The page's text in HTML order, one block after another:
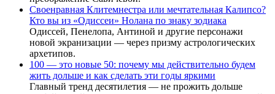
Своенравная Клитемнестра или мечтательная Калипсо?
Кто вы из «Одиссеи» Нолана по знаку зодиака
Одиссей, Пенелопа, Антиной и другие персонажи
новой экранизации — через призму астрологических
архетипов.
100 — это новые 50: почему мы действительно будем
жить дольше и как сделать эти годы яркими
Главный тренд десятилетия — не прожить дольше